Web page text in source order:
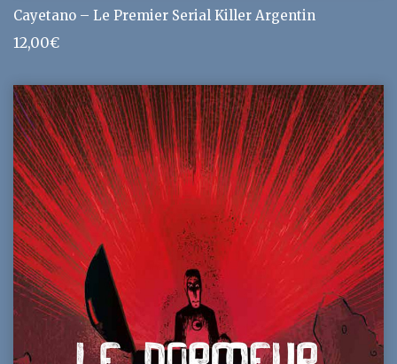
Cayetano – Le Premier Serial Killer Argentin
12,00€